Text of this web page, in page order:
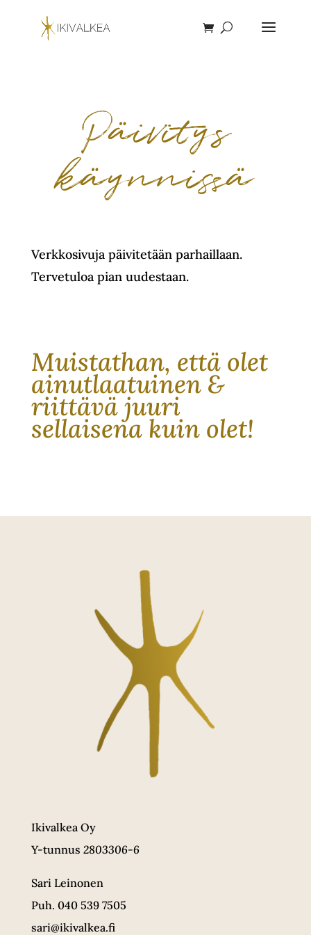
Päivitys
käynnissä
Verkkosivuja päivitetään parhaillaan.
Tervetuloa pian uudestaan.
Muistathan, että olet
ainutlaatuinen &
riittävä juuri
sellaisena kuin olet!
Ikivalkea Oy
Y-tunnus 2803306-6
Sari Leinonen
Puh. 040 539 7505
sari@ikivalkea.fi